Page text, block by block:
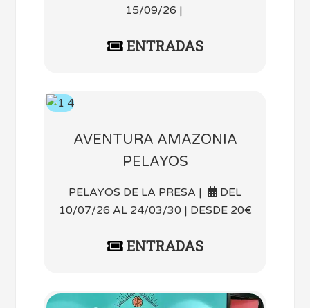
15/09/26 |
ENTRADAS
AVENTURA AMAZONIA
PELAYOS
PELAYOS DE LA PRESA |
DEL
10/07/26 AL 24/03/30 | DESDE 20€
ENTRADAS